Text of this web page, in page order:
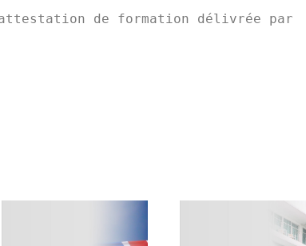
de formation délivrée par